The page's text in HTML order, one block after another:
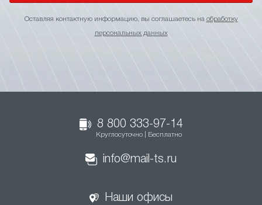
Оставляя контактную информацию, вы соглашаетесь на обработку
персональных данных
8 800 333-97-14
Круглосуточно | Бесплатно
info@mail-ts.ru
Наши офисы